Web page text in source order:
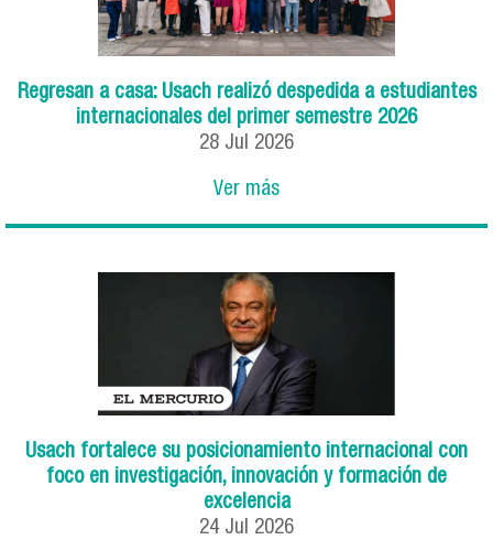
Regresan a casa: Usach realizó despedida a estudiantes
internacionales del primer semestre 2026
28 Jul 2026
Ver más
Usach fortalece su posicionamiento internacional con
foco en investigación, innovación y formación de
excelencia
24 Jul 2026